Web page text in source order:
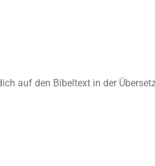
auf den Bibeltext in der